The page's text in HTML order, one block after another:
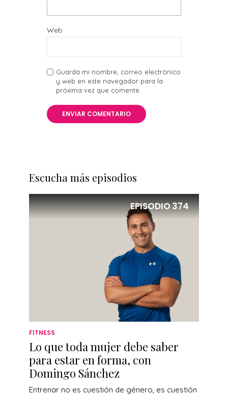
Web
Guarda mi nombre, correo electrónico
y web en este navegador para la
próxima vez que comente.
Escucha más episodios
EPISODIO374
FITNESS
Lo que toda mujer debe saber
para estar en forma, con
Domingo Sánchez
Entrenar no es cuestión de género, es cuestión